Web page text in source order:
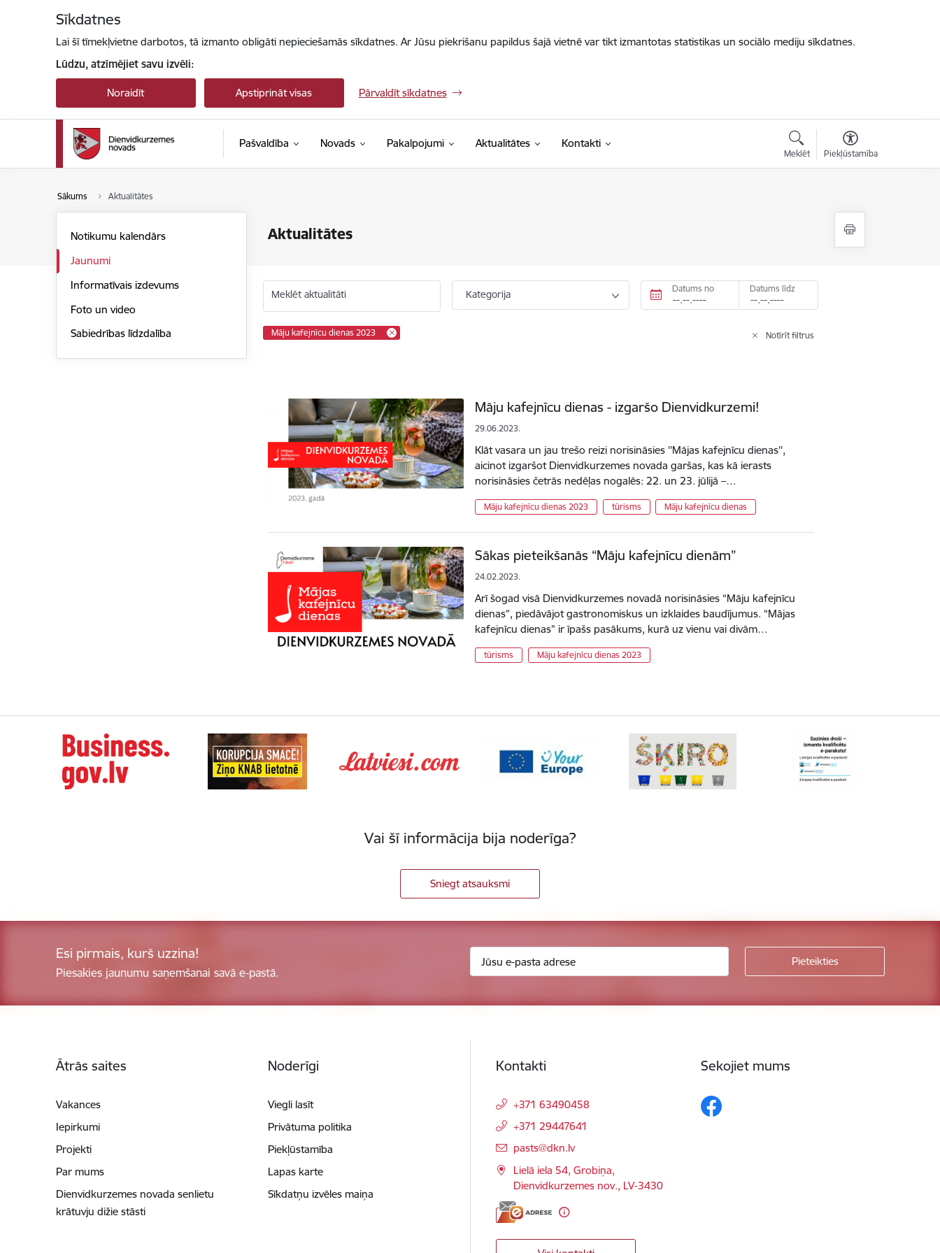
Sīkdatnes
Lai šī tīmekļvietne darbotos, tā izmanto obligāti nepieciešamās sīkdatnes. Ar Jūsu piekrišanu papildus šajā vietnē var tikt izmantotas statistikas un sociālo mediju sīkdatnes.
Lūdzu, atzīmējiet savu izvēli:
Noraidīt Apstiprināt visas Pārvaldīt sīkdatnes
Pašvaldība Novads Pakalpojumi Aktualitātes Kontakti
Meklēt Piekļūstamība
Sākums Aktualitātes
Aktualitātes
Notikumu kalendārs
Jaunumi
Informatīvais izdevums
Foto un video
Sabiedrības līdzdalība
Meklēt aktualitāti Kategorija Datums no Datums līdz
Māju kafejnīcu dienas 2023 Notīrīt filtrus
Māju kafejnīcu dienas - izgaršo Dienvidkurzemi!
29.06.2023.
Klāt vasara un jau trešo reizi norisināsies ''Mājas kafejnīcu dienas'',
aicinot izgaršot Dienvidkurzemes novada garšas, kas kā ierasts
norisināsies četrās nedēļas nogalēs: 22. un 23. jūlijā –…
Māju kafejnīcu dienas 2023 tūrisms Māju kafejnīcu dienas
Sākas pieteikšanās “Māju kafejnīcu dienām”
24.02.2023.
Arī šogad visā Dienvidkurzemes novadā norisināsies “Māju kafejnīcu
dienas”, piedāvājot gastronomiskus un izklaides baudījumus. “Mājas
kafejnīcu dienas” ir īpašs pasākums, kurā uz vienu vai divām…
tūrisms Māju kafejnīcu dienas 2023
Vai šī informācija bija noderīga?
Sniegt atsauksmi
Esi pirmais, kurš uzzina!
Piesakies jaunumu saņemšanai savā e-pastā.
Ātrās saites
Vakances
Iepirkumi
Projekti
Par mums
Dienvidkurzemes novada senlietu
krātuvju dižie stāsti
Noderīgi
Viegli lasīt
Privātuma politika
Piekļūstamība
Lapas karte
Sīkdatņu izvēles maiņa
Kontakti
+371 63490458
+371 29447641
E-pasts:
pasts@dkn.lv
Lielā iela 54, Grobiņa,
Dienvidkurzemes nov., LV-3430
Sekojiet mums